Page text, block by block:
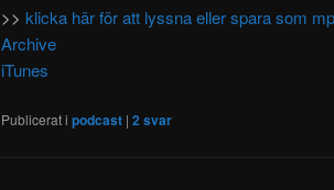
>> klicka här för att lyssna eller spara som
Archive
iTunes
Publicerat i podcast | 2 svar